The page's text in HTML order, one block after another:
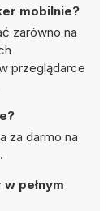
mobilnie?
zarówno na
przeglądarce
za darmo na
pełnym